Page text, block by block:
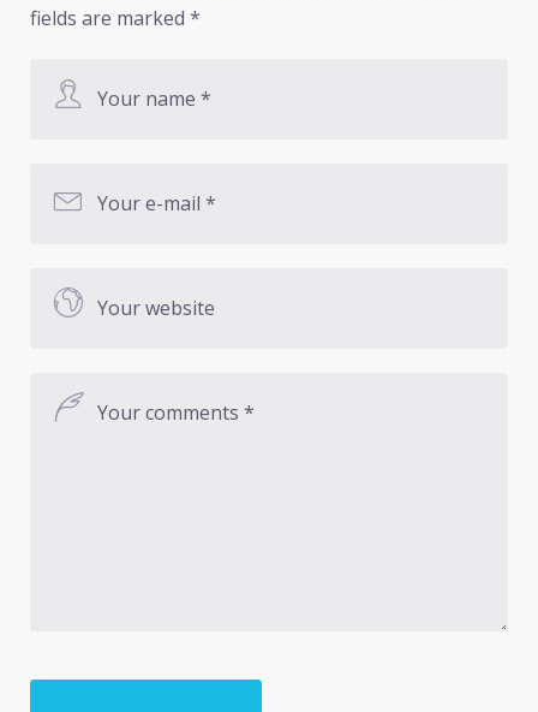
fields are marked *